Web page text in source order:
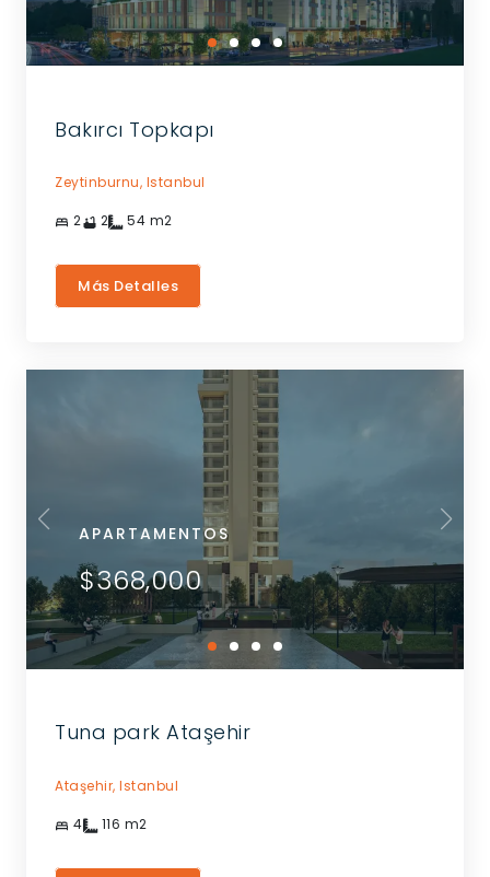
Bakırcı Topkapı
Zeytinburnu, Istanbul
2 2 54 m2
Más Detalles
APARTAMENTOS
$368,000
Tuna park Ataşehir
Ataşehir, Istanbul
4 116 m2